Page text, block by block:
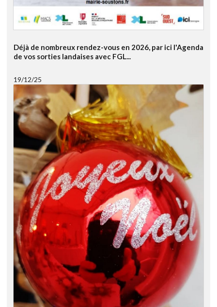
Déjà de nombreux rendez-vous en 2026, par ici l'Agenda
de vos sorties landaises avec FGL...
19/12/25